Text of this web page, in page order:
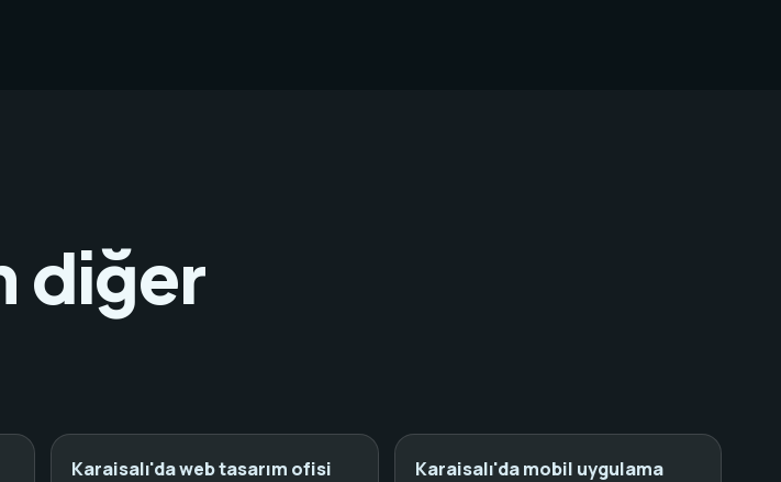
diğer
Karaisalı'da web tasarım ofisi
Karaisalı'da mobil uygulama